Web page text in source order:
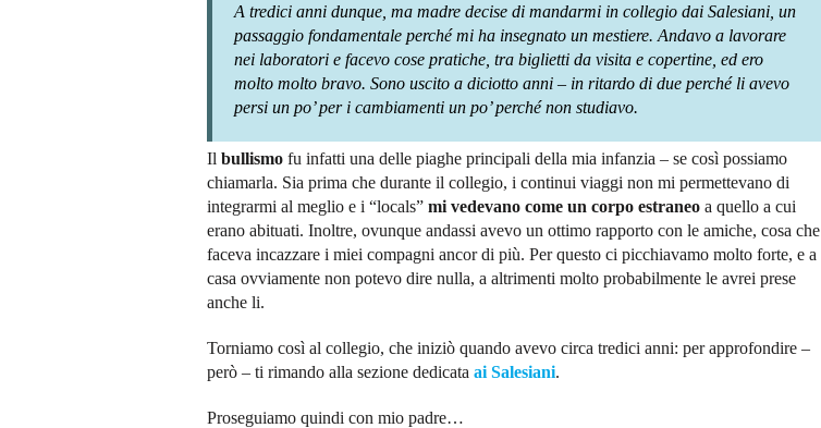
A tredici anni dunque, ma madre decise di mandarmi in collegio dai Salesiani, un
passaggio fondamentale perché mi ha insegnato un mestiere. Andavo a lavorare
nei laboratori e facevo cose pratiche, tra biglietti da visita e copertine, ed ero
molto molto bravo. Sono uscito a diciotto anni – in ritardo di due perché li avevo
persi un po’ per i cambiamenti un po’ perché non studiavo.
Il bullismo fu infatti una delle piaghe principali della mia infanzia – se così possiamo
chiamarla. Sia prima che durante il collegio, i continui viaggi non mi permettevano di
integrarmi al meglio e i “locals” mi vedevano come un corpo estraneo a quello a cui
erano abituati. Inoltre, ovunque andassi avevo un ottimo rapporto con le amiche, cosa che
faceva incazzare i miei compagni ancor di più. Per questo ci picchiavamo molto forte, e a
casa ovviamente non potevo dire nulla, a altrimenti molto probabilmente le avrei prese
anche li.
Torniamo così al collegio, che iniziò quando avevo circa tredici anni: per approfondire –
però – ti rimando alla sezione dedicata ai Salesiani.
Proseguiamo quindi con mio padre…